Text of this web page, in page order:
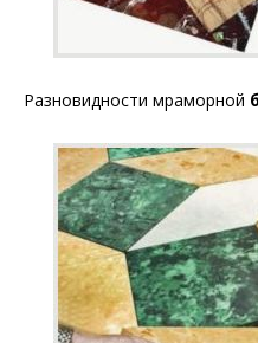
Разновидности мраморной